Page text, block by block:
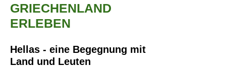
GRIECHENLAND
ERLEBEN
Hellas - eine Begegnung mit
Land und Leuten